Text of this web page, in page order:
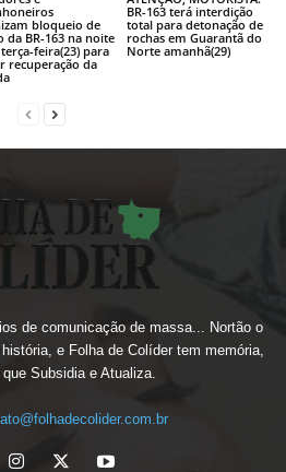
bloqueio de
da BR-163 na noite
feira(23) para
recuperação da
BR-163 terá interdição
total para detonação de
rochas em Guarantã do
Norte amanhã(29)
de comunicação de massa... Nortão o
e Folha de Colíder tem memória,
que Subsidia e Atualiza.